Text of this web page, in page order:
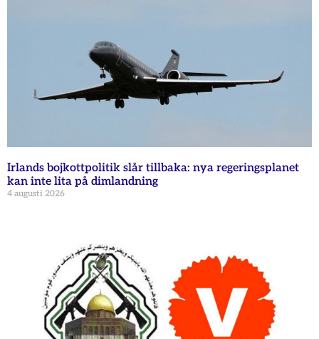
Irlands bojkottpolitik slår tillbaka: nya regeringsplanet
kan inte lita på dimlandning
4 augusti 2026